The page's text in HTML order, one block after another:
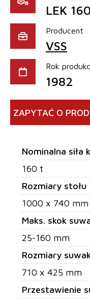
LEK 160
Producent
VSS
Rok
1982
ZAPYTAĆ O
Nominalna siła
160 t
Rozmiary stołu
1000 x 740 mm
Maks. skok
25-160 mm
Rozmiary
710 x 425 mm
Przestawienie